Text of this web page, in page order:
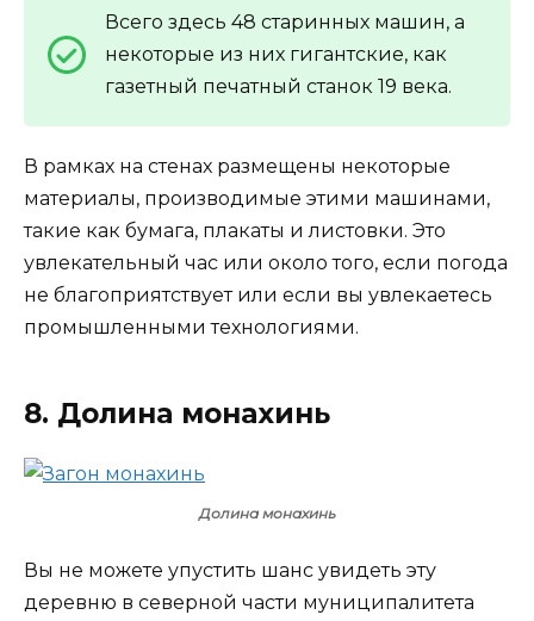
Всего здесь 48 старинных машин, а
некоторые из них гигантские, как
газетный печатный станок 19 века.
В рамках на стенах размещены некоторые
материалы, производимые этими машинами,
такие как бумага, плакаты и листовки. Это
увлекательный час или около того, если погода
не благоприятствует или если вы увлекаетесь
промышленными технологиями.
8. Долина монахинь
Долина монахинь
Вы не можете упустить шанс увидеть эту
деревню в северной части муниципалитета